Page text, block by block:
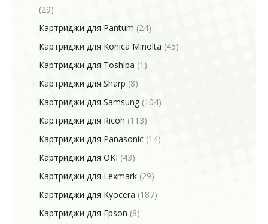
(29)
Картриджи для Pantum (24)
Картриджи для Konica Minolta (45)
Картриджи для Toshiba (1)
Картриджи для Sharp (8)
Картриджи для Samsung (104)
Картриджи для Ricoh (113)
Картриджи для Panasonic (14)
Картриджи для OKI (43)
Картриджи для Lexmark (29)
Картриджи для Kyocera (187)
Картриджи для Epson (8)